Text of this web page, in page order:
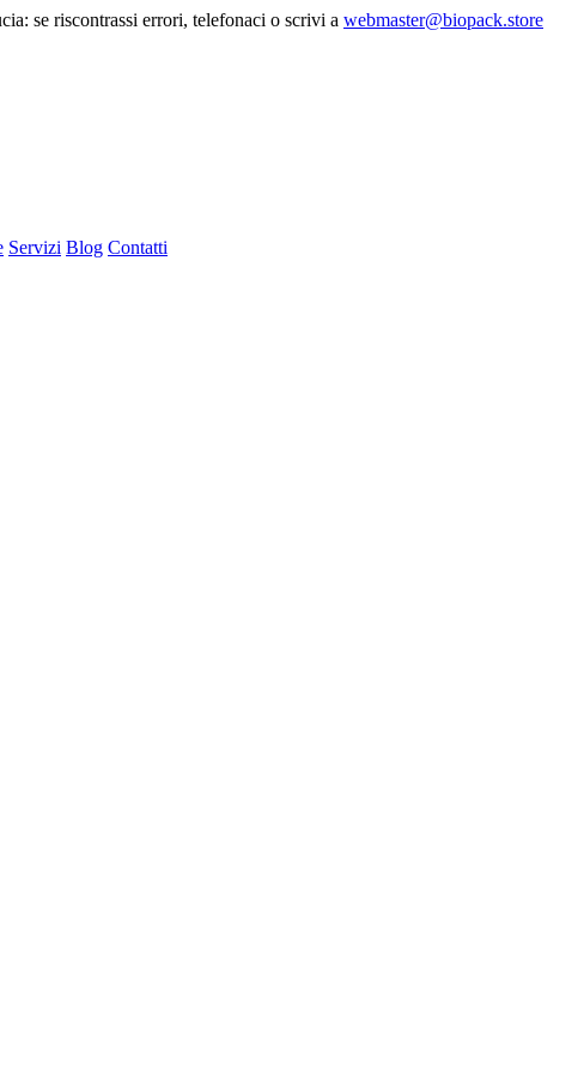
se riscontrassi errori, telefonaci o scrivi a webmaster@biopack.store
Servizi Blog Contatti